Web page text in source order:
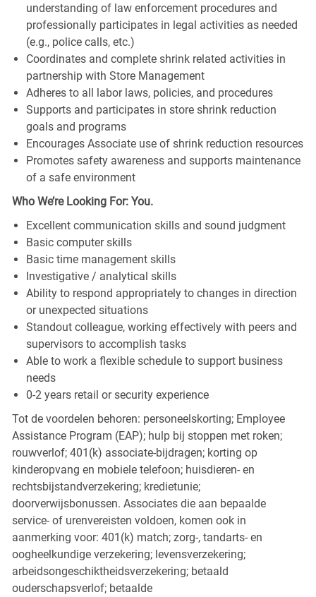
understanding of law enforcement procedures and
professionally participates in legal activities as needed
(e.g., police calls, etc.)
Coordinates and complete shrink related activities in
partnership with Store Management
Adheres to all labor laws, policies, and procedures
Supports and participates in store shrink reduction
goals and programs
Encourages Associate use of shrink reduction resources
Promotes safety awareness and supports maintenance
of a safe environment
Who We’re Looking For: You.
Excellent communication skills and sound judgment
Basic computer skills
Basic time management skills
Investigative / analytical skills
Ability to respond appropriately to changes in direction
or unexpected situations
Standout colleague, working effectively with peers and
supervisors to accomplish tasks
Able to work a flexible schedule to support business
needs
0-2 years retail or security experience
Tot de voordelen behoren: personeelskorting; Employee
Assistance Program (EAP); hulp bij stoppen met roken;
rouwverlof; 401(k) associate-bijdragen; korting op
kinderopvang en mobiele telefoon; huisdieren- en
rechtsbijstandverzekering; kredietunie;
doorverwijsbonussen. Associates die aan bepaalde
service- of urenvereisten voldoen, komen ook in
aanmerking voor: 401(k) match; zorg-, tandarts- en
oogheelkundige verzekering; levensverzekering;
arbeidsongeschiktheidsverzekering; betaald
ouderschapsverlof; betaalde